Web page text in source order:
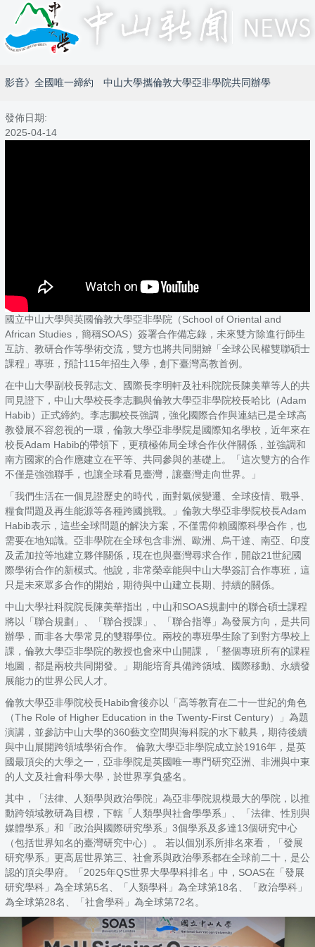
影音》全國唯一締約 中山大學攜倫敦大學亞非學院共同辦學
發佈日期:
2025-04-14
國立中山大學與英國倫敦大學亞非學院（School of Oriental and
African Studies，簡稱SOAS）簽署合作備忘錄，未來雙方除進行師生
互訪、教研合作等學術交流，雙方也將共同開辧「全球公民權雙聯碩士
課程」專班，預計115年招生入學，創下臺灣高教首例。
在中山大學副校長郭志文、國際長李明軒及社科院院長陳美華等人的共
同見證下，中山大學校長李志鵬與倫敦大學亞非學院校長哈比（Adam
Habib）正式締約。李志鵬校長強調，強化國際合作與連結已是全球高
教發展不容忽視的一環，倫敦大學亞非學院是國際知名學校，近年來在
校長Adam Habib的帶領下，更積極佈局全球合作伙伴關係，並強調和
南方國家的合作應建立在平等、共同參與的基礎上。「這次雙方的合作
不僅是強強聯手，也讓全球看見臺灣，讓臺灣走向世界。」
「我們生活在一個見證歷史的時代，面對氣候變遷、全球疫情、戰爭、
糧食問題及再生能源等各種跨國挑戰。」倫敦大學亞非學院校長Adam
Habib表示，這些全球問題的解決方案，不僅需仰賴國際科學合作，也
需要在地知識。亞非學院在全球包含非洲、歐洲、烏干達、南亞、印度
及孟加拉等地建立夥伴關係，現在也與臺灣尋求合作，開啟21世紀國
際學術合作的新模式。他說，非常榮幸能與中山大學簽訂合作專班，這
只是未來眾多合作的開始，期待與中山建立長期、持續的關係。
中山大學社科院院長陳美華指出，中山和SOAS規劃中的聯合碩士課程
將以「聯合規劃」、「聯合授課」、「聯合指導」為發展方向，是共同
辦學，而非各大學常見的雙聯學位。兩校的專班學生除了到對方學校上
課，倫敦大學亞非學院的教授也會來中山開課，「整個專班所有的課程
地圖，都是兩校共同開發。」期能培育具備跨領域、國際移動、永續發
展能力的世界公民人才。
倫敦大學亞非學院校長Habib會後亦以「高等教育在二十一世紀的角色
（The Role of Higher Education in the Twenty-First Century）」為題
演講，並參訪中山大學的360藝文空間與海科院的水下載具，期待後續
與中山展開跨領域學術合作。 倫敦大學亞非學院成立於1916年，是英
國最頂尖的大學之一，亞非學院是英國唯一專門研究亞洲、非洲與中東
的人文及社會科學大學，於世界享負盛名。
其中，「法律、人類學與政治學院」為亞非學院規模最大的學院，以推
動跨領域教研為目標，下轄「人類學與社會學學系」、「法律、性別與
媒體學系」和「政治與國際研究學系」3個學系及多達13個研究中心
（包括世界知名的臺灣研究中心）。 若以個別系所排名來看，「發展
研究學系」更高居世界第三、社會系與政治學系都在全球前二十，是公
認的頂尖學府。「2025年QS世界大學學科排名」中，SOAS在「發展
研究學科」為全球第5名、「人類學科」為全球第18名、「政治學科」
為全球第28名、「社會學科」為全球第72名。